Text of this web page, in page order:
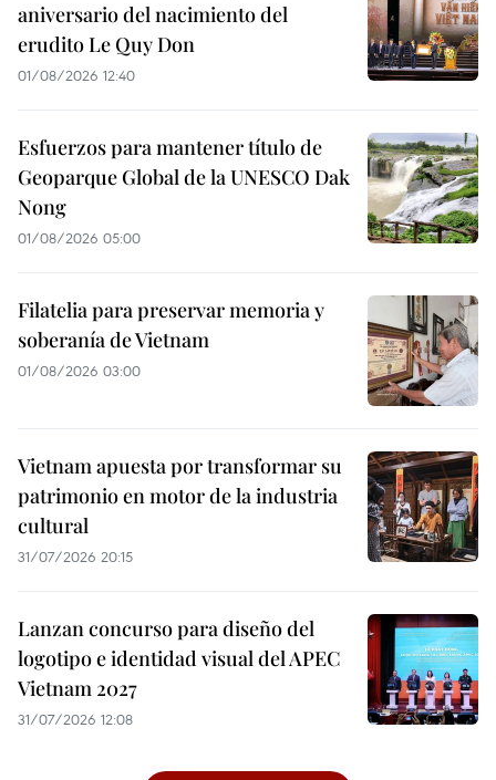
aniversario del nacimiento del
erudito Le Quy Don
01/08/2026 12:40
Esfuerzos para mantener título de
Geoparque Global de la UNESCO Dak
Nong
01/08/2026 05:00
Filatelia para preservar memoria y
soberanía de Vietnam
01/08/2026 03:00
Vietnam apuesta por transformar su
patrimonio en motor de la industria
cultural
31/07/2026 20:15
Lanzan concurso para diseño del
logotipo e identidad visual del APEC
Vietnam 2027
31/07/2026 12:08